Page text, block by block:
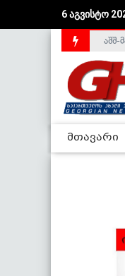
6 აგვისტო
აშშ-
მთავარი